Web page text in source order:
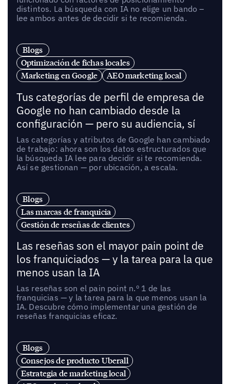
distintos. La búsqueda con IA no elige un bando –
lee ambos antes de decidir si te recomienda.
Blogs
Optimización de fichas locales
Marketing en Google
AEO marketing local
Tus categorías de perfil de empresa de
Google no han cambiado desde la
configuración — pero su audiencia, sí
Las categorías y atributos de Google han cambiado
de trabajo: ahora son los datos estructurados que
la búsqueda IA lee para decidir si te recomienda.
Así se gestionan — por ubicación, a escala.
Blogs
Las marcas de franquicia
Gestión de reseñas de clientes
Las reseñas son el mayor pain point de
los franquiciados — y la tarea para la que
menos usan la IA
Las reseñas son el pain point n.º 1 de las
franquicias — y la tarea para la que menos usan la
IA. Descubre cómo implementar una gestión de
reseñas franquicias eficaz.
Blogs
Consejos de producto Uberall
Estrategia de marketing local